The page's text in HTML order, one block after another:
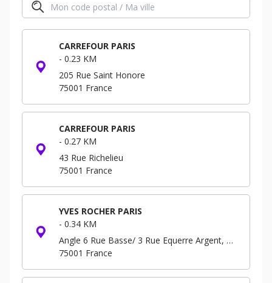
CARREFOUR PARIS
- 0.23 KM
205 Rue Saint Honore
75001 France
CARREFOUR PARIS
- 0.27 KM
43 Rue Richelieu
75001 France
YVES ROCHER PARIS
- 0.34 KM
Angle 6 Rue Basse/ 3 Rue Equerre Argent, Forum - Niveau -3 B.P. 293
75001 France